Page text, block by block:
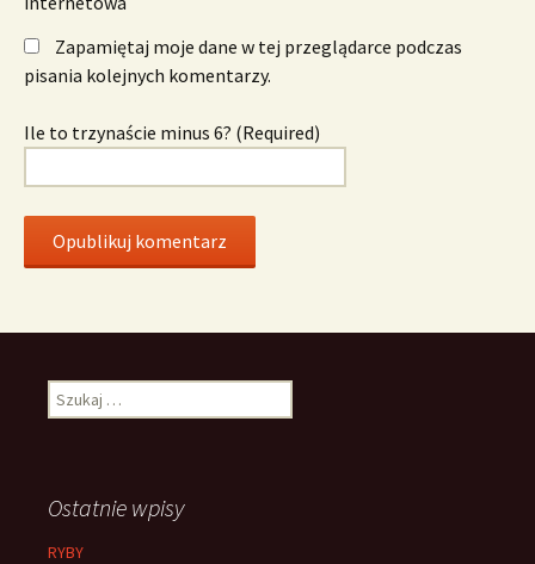
Zapamiętaj moje dane w tej przeglądarce podczas
pisania kolejnych komentarzy.
Ile to trzynaście minus 6? (Required)
Szukaj:
Ostatnie wpisy
RYBY